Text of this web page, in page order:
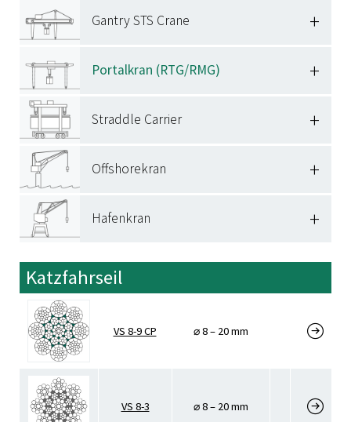
Compliance/CSR
Downloads
Kontakt
Ausbildung / Studium
Ferienjobs
Gantry STS Crane +
Portalkran (RTG/RMG) +
Straddle Carrier +
Offshorekran +
Hafenkran +
Katzfahrseil
VS 8-9 CP ⌀ 8 – 20 mm
VS 8-3 ⌀ 8 – 20 mm